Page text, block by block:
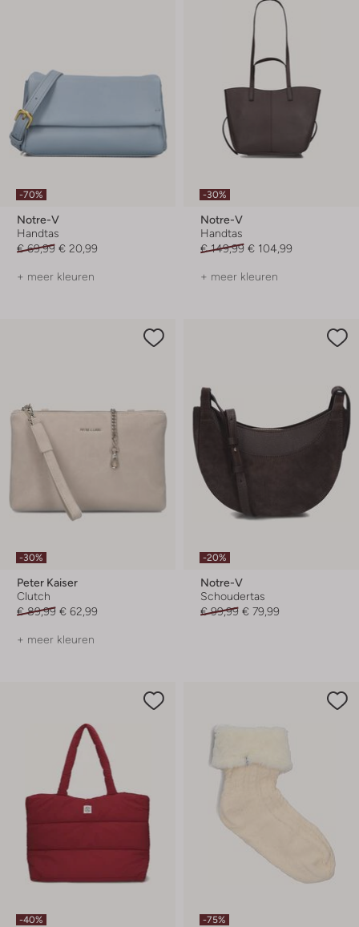
-70%
Notre-V
Handtas
€ 69,99 € 20,99
+ meer kleuren
-30%
Notre-V
Handtas
€ 149,99 € 104,99
+ meer kleuren
-30%
Peter Kaiser
Clutch
€ 89,99 € 62,99
+ meer kleuren
-20%
Notre-V
Schoudertas
€ 99,99 € 79,99
-40% -75%